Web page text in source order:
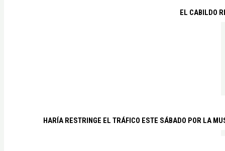
EL CABILDO
HARÍA RESTRINGE EL TRÁFICO ESTE SÁBADO POR LA